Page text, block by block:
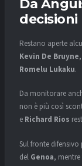
Da
Restano aperte
Kevin De Bruyne
Romelu Lukaku.
Da monitorare
non è più così
e Richard Rios
Sul fronte
del Genoa,